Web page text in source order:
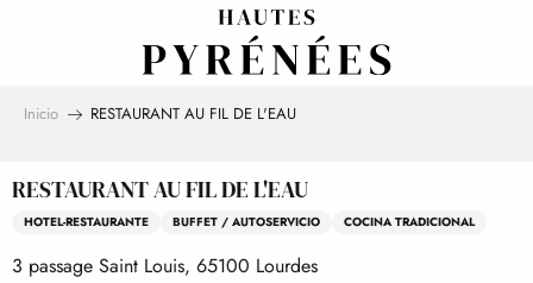
Inicio RESTAURANT AU FIL DE L'EAU
RESTAURANT AU FIL DE L'EAU
HOTEL-RESTAURANTE BUFFET / AUTOSERVICIO COCINA TRADICIONAL
3 passage Saint Louis, 65100 Lourdes